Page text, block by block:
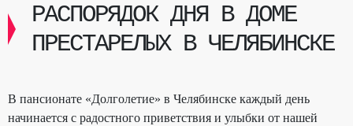
РАСПОРЯДОК ДНЯ В ДОМЕ
ПРЕСТАРЕЛЫХ В ЧЕЛЯБИНСКЕ
В пансионате «Долголетие» в Челябинске каждый день
начинается с радостного приветствия и улыбки от нашей